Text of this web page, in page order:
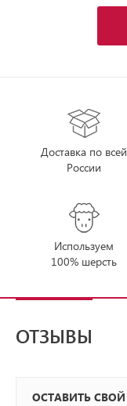
Доставка по всей
России
Используем
100% шерсть
ОТЗЫВЫ
ОСТАВИТЬ